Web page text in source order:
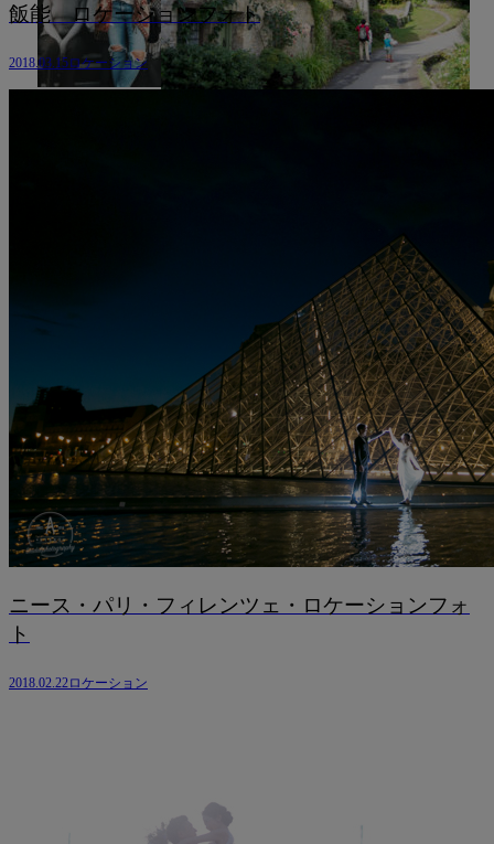
飯能 ロケーションフォト
2018.03.15ロケーション
ニース・パリ・フィレンツェ・ロケーションフォ
ト
2018.02.22ロケーション